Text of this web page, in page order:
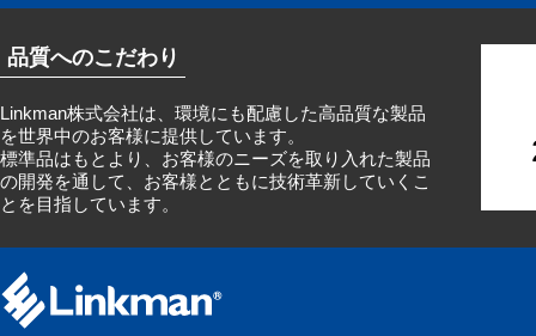
品質へのこだわり
Linkman株式会社は、環境にも配慮した高品質な製品
を世界中のお客様に提供しています。
標準品はもとより、お客様のニーズを取り入れた製品
の開発を通して、お客様とともに技術革新していくこ
とを目指しています。